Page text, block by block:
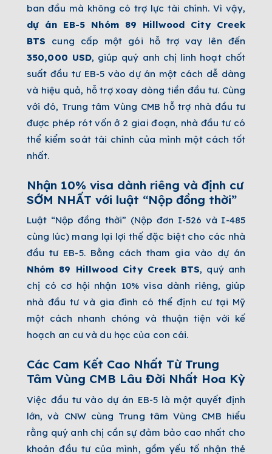
ban đầu mà không có trợ lực tài chính. Vì vậy,
dự án EB-5 Nhóm 89 Hillwood City Creek
BTS cung cấp một gói hỗ trợ vay lên đến
350,000 USD, giúp quý anh chị linh hoạt chốt
suất đầu tư EB-5 vào dự án một cách dễ dàng
và hiệu quả, hỗ trợ xoay dòng tiền đầu tư. Cùng
với đó, Trung tâm Vùng CMB hỗ trợ nhà đầu tư
được phép rót vốn ở 2 giai đoạn, nhà đầu tư có
thể kiểm soát tài chính của mình một cách tốt
nhất.
Nhận 10% visa dành riêng và định cư
SỚM NHẤT với luật “Nộp đồng thời”
Luật “Nộp đồng thời” (Nộp đơn I-526 và I-485
cùng lúc) mang lại lợi thế đặc biệt cho các nhà
đầu tư EB-5. Bằng cách tham gia vào dự án
Nhóm 89 Hillwood City Creek BTS, quý anh
chị có cơ hội nhận 10% visa dành riêng, giúp
nhà đầu tư và gia đình có thể định cư tại Mỹ
một cách nhanh chóng và thuận tiện với kế
hoạch an cư và du học của con cái.
Các Cam Kết Cao Nhất Từ Trung
Tâm Vùng CMB Lâu Đời Nhất Hoa Kỳ
Việc đầu tư vào dự án EB-5 là một quyết định
lớn, và CNW cùng Trung tâm Vùng CMB hiểu
rằng quý anh chị cần sự đảm bảo cao nhất cho
khoản đầu tư của mình, gồm yếu tố nhận thẻ